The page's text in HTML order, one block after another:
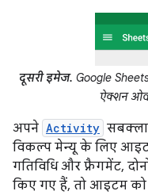
दूसरी इमेज. Google
ऐक्शन
अपने Activity
विकल्प मेन्यू के लिए
गतिविधि और फ़्रैगमेंट,
किए गए हैं, तो आइटम